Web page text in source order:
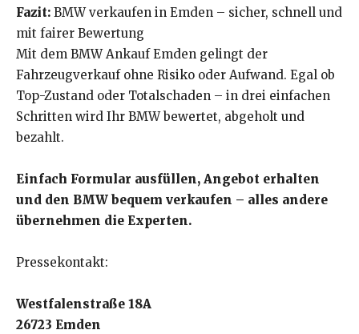
Fazit: BMW verkaufen in Emden – sicher, schnell und
mit fairer Bewertung
Mit dem BMW Ankauf Emden gelingt der
Fahrzeugverkauf ohne Risiko oder Aufwand. Egal ob
Top-Zustand oder Totalschaden – in drei einfachen
Schritten wird Ihr BMW bewertet, abgeholt und
bezahlt.
Einfach Formular ausfüllen, Angebot erhalten
und den BMW bequem verkaufen – alles andere
übernehmen die Experten.
Pressekontakt:
Westfalenstraße 18A
26723 Emden